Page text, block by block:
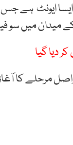
ایونٹ ہے جس
میدان میں سو
دیا گیا
مرحلے کا